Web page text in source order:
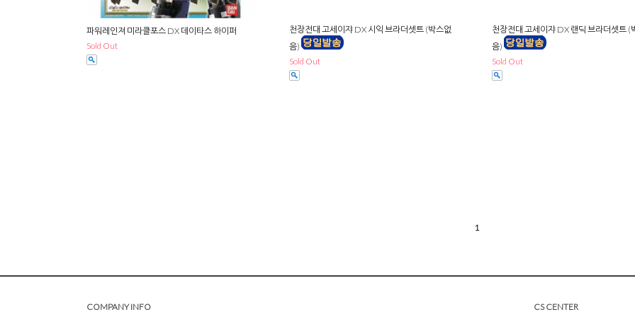
파워레인져 미라클포스 DX 데이타스 하이퍼
Sold Out
천장전대 고세이쟈 DX 시익 브라더셋트 (박스없
음)
Sold Out
천장전대 고세이쟈 DX 랜딕 브라더셋트 (
음)
Sold Out
1
COMPANY INFO CS CENTER